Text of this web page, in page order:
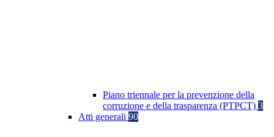
Piano triennale per la prevenzione della
corruzione e della trasparenza (PTPCT) 3
Atti generali 90